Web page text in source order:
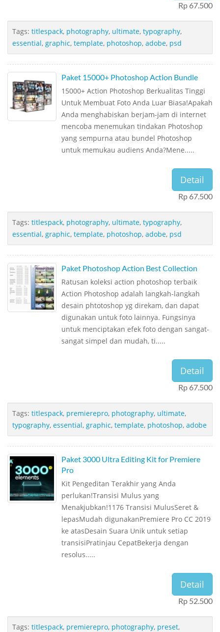
Rp 67.500
Tags: titlespack, photography, ultimate, typography,
essential, graphic, template, photoshop, adobe, psd
Paket 15000+ Photoshop Action Bundle
15000+ Action Photoshop Berkualitas Tinggi
Untuk Membuat Foto Anda Luar Biasa!Apakah
Anda menghabiskan berjam-jam di internet
mencoba menemukan tindakan Photoshop
yang sempurna atau bundel Photoshop
untuk memukau audiens Anda?Mene.....
Detail
Rp 67.500
Tags: titlespack, photography, ultimate, typography,
essential, graphic, template, photoshop, adobe, psd
Paket Photoshop Action Best Collection
Ratusan koleksi action photoshop terbaik
Action Photoshop adalah langkah-langkah
desain phtotoshop yg direkam, dan dapat
digunakan untuk foto lainnya. Fungsinya
untuk menciptakan efek foto dengan sangat-
sangat simpel dan mudah, ti.....
Detail
Rp 67.500
Tags: titlespack, premierepro, photography, ultimate,
typography, essential, graphic, template, photoshop, adobe
Paket 3000 Ultra Editing Kit for Premiere
Pro
Kit Pengeditan Terakhir yang Anda
perlukan!Transisi Mulus yang
Menakjubkan!1176 Transisi MulusSeret &
lepasMudah digunakanPremiere Pro CC 2019
ke atasDesain Suara Unik untuk setiap
transisiPratinjau CepatBekerja dengan
resolus.....
Detail
Rp 52.500
Tags: titlespack, premierepro, photography, preset,